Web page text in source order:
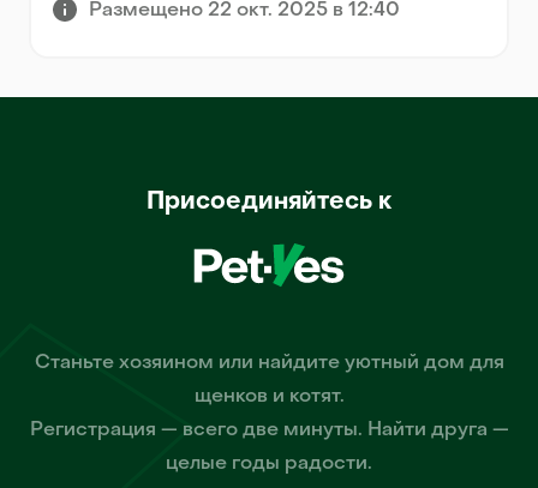
Размещено 22 окт. 2025 в 12:40
Присоединяйтесь к
Станьте хозяином или найдите уютный дом для
щенков и котят.
Регистрация — всего две минуты. Найти друга —
целые годы радости.